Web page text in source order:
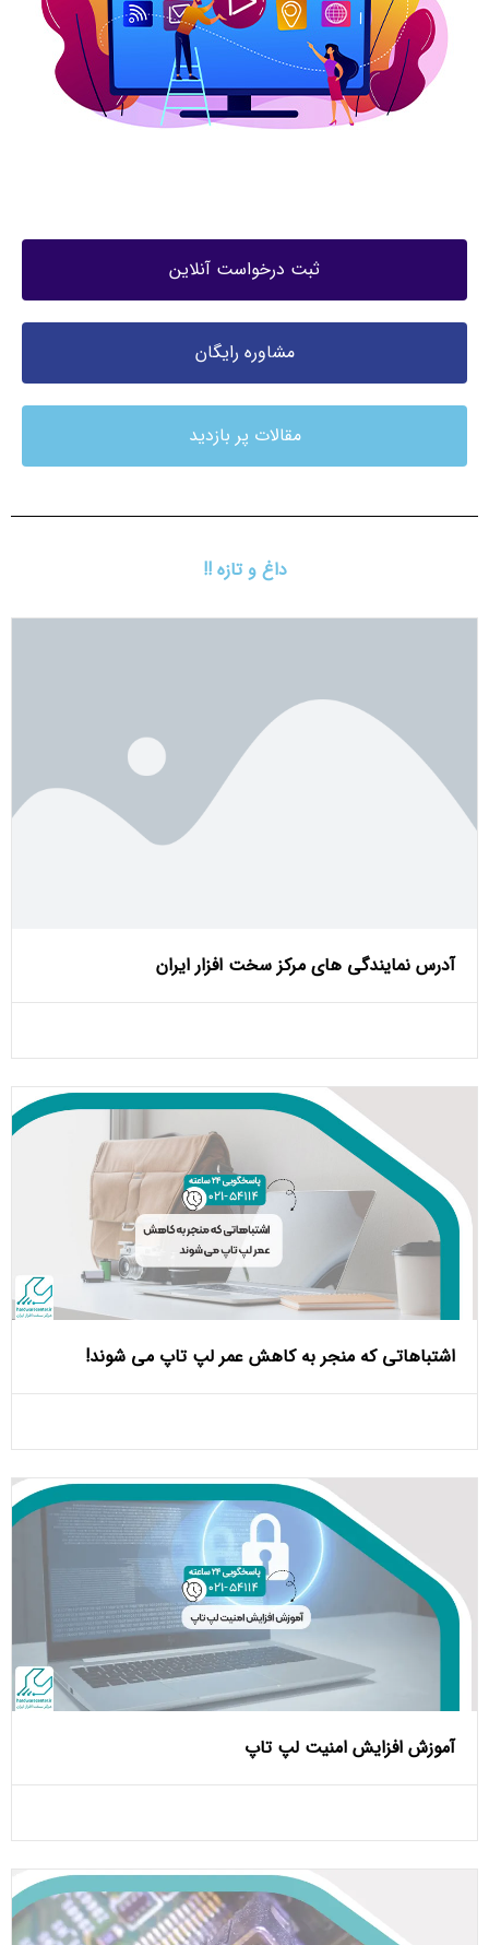
ثبت درخواست آنلاین
مشاوره رایگان
مقالات پر بازدید
داغ و تازه !!
آدرس نمایندگی های مرکز سخت افزار ایران
اشتباهاتی که منجر به کاهش عمر لپ تاپ می ‌شوند!
آموزش افزایش امنیت لپ تاپ